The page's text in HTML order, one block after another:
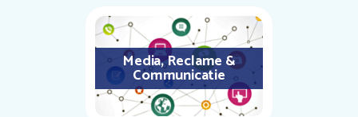
Media, Reclame &
Communicatie